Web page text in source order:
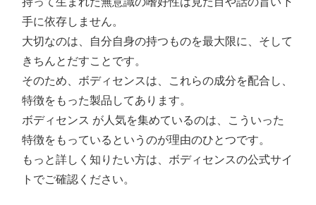
手に依存しません。
大切なのは、自分自身の持つものを最大限に、そして
きちんとだすことです。
そのため、ボディセンスは、これらの成分を配合し、
特徴をもった製品してあります。
ボディセンス が人気を集めているのは、こういった
特徴をもっているというのが理由のひとつです。
もっと詳しく知りたい方は、ボディセンスの公式サイ
トでご確認ください。